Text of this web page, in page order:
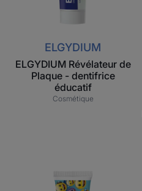
éducatif
ELGYDIUM
ELGYDIUM Révélateur de
Plaque - dentifrice
éducatif
Cosmétique
Junior